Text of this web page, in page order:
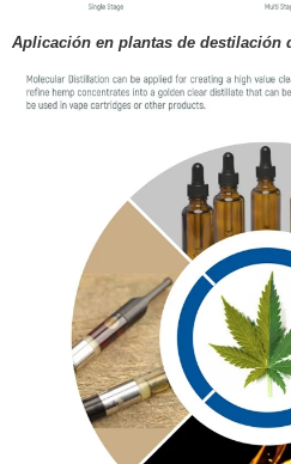
Aplicación en plantas de destilación